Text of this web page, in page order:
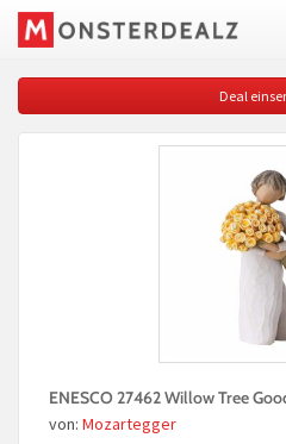
Deal
ENESCO 27462 Willow Tree
von: Mozartegger